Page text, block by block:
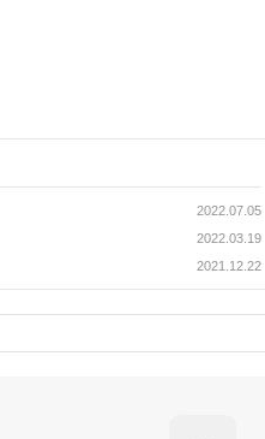
2022.07.05
2022.03.19
2021.12.22